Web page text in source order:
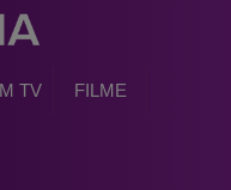
TV FILME